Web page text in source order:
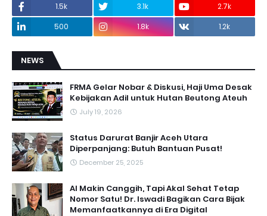
1.5k 3.1k
2.7k
500
1.8k 1.2k
NEWS
FRMA Gelar Nobar & Diskusi, Haji Uma Desak
Kebijakan Adil untuk Hutan Beutong Ateuh
July 19, 2026
Status Darurat Banjir Aceh Utara
Diperpanjang: Butuh Bantuan Pusat!
December 25, 2025
AI Makin Canggih, Tapi Akal Sehat Tetap
Nomor Satu! Dr. Iswadi Bagikan Cara Bijak
Memanfaatkannya di Era Digital